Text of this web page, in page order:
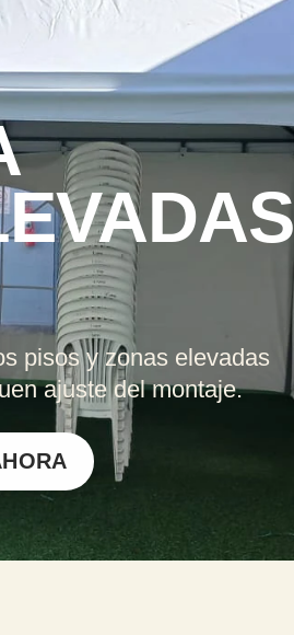
pisos y zonas elevadas
ajuste del montaje.